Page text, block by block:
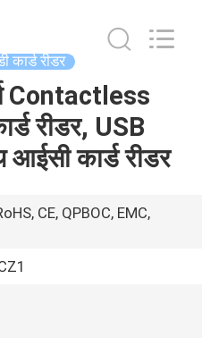
रीडर
Contactless
रीडर, USB
कार्ड रीडर
CE, QPBOC, EMC,